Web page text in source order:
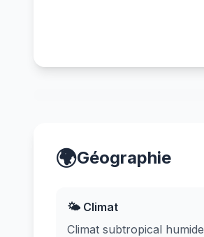
🌍Géographie
🌤️ Climat
Climat subtropical humide